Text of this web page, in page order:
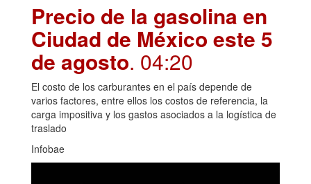
Precio de la gasolina en
Ciudad de México este 5
de agosto. 04:20
El costo de los carburantes en el país depende de
varios factores, entre ellos los costos de referencia, la
carga impositiva y los gastos asociados a la logística de
traslado
Infobae